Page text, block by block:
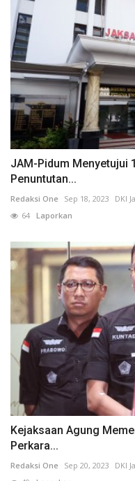
JAM-Pidum Menyetujui
Penuntutan...
Redaksi One Sep 18, 2023 DKI
64 Laporkan
Kejaksaan Agung
Perkara...
Redaksi One Sep 20, 2023 DKI